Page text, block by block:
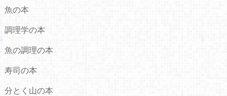
魚の本
調理学の本
魚の調理の本
寿司の本
分とく山の本